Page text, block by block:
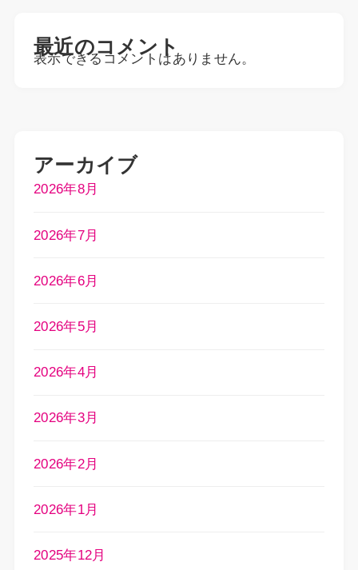
最近のコメント
表示できるコメントはありません。
アーカイブ
2026年8月
2026年7月
2026年6月
2026年5月
2026年4月
2026年3月
2026年2月
2026年1月
2025年12月